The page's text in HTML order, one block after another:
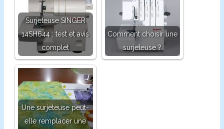
Surjeteuse SINGER
14SH644 : test et avis
complet
Comment choisir une
surjeteuse ?
Une surjeteuse peut-
elle remplacer une